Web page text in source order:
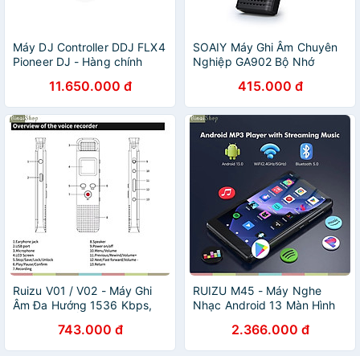
Máy DJ Controller DDJ FLX4
Pioneer DJ - Hàng chính
11.650.000 đ
SOAIY Máy Ghi Âm Chuyên
Nghiệp GA902 Bộ Nhớ
415.000 đ
Ruizu V01 / V02 - Máy Ghi
Âm Đa Hướng 1536 Kbps,
Ghi 11H (64GB) - Hàng
Chính Hãng - V01
743.000 đ
RUIZU M45 - Máy Nghe
Nhạc Android 13 Màn Hình
5.0, Wi-Fi, Hỗ Trợ Mở Rộng
1TB - Hàng Chính Hãng
2.366.000 đ